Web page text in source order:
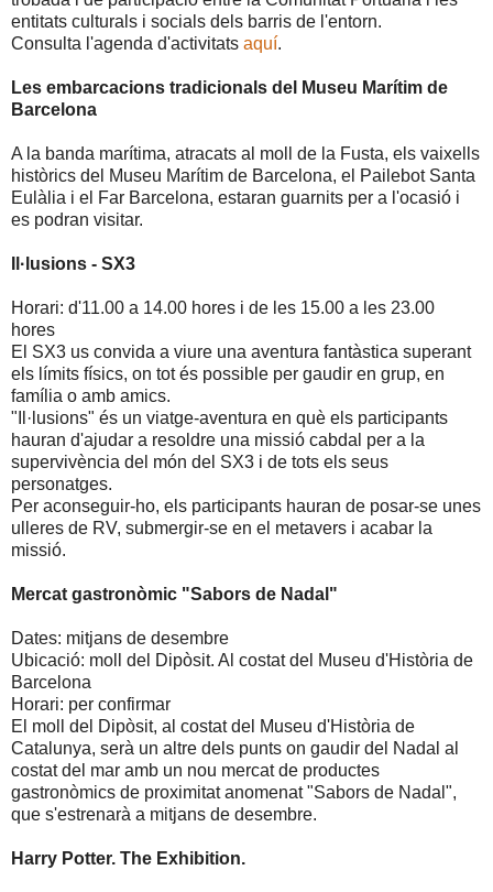
entitats culturals i socials dels barris de l'entorn.
Consulta l'agenda d'activitats aquí.
Les embarcacions tradicionals del Museu Marítim de
Barcelona
A la banda marítima, atracats al moll de la Fusta, els vaixells
històrics del Museu Marítim de Barcelona, el Pailebot Santa
Eulàlia i el Far Barcelona, estaran guarnits per a l'ocasió i
es podran visitar.
Il·lusions - SX3
Horari: d'11.00 a 14.00 hores i de les 15.00 a les 23.00
hores
El SX3 us convida a viure una aventura fantàstica superant
els límits físics, on tot és possible per gaudir en grup, en
família o amb amics.
"Il·lusions" és un viatge-aventura en què els participants
hauran d'ajudar a resoldre una missió cabdal per a la
supervivència del món del SX3 i de tots els seus
personatges.
Per aconseguir-ho, els participants hauran de posar-se unes
ulleres de RV, submergir-se en el metavers i acabar la
missió.
Mercat gastronòmic "Sabors de Nadal"
Dates: mitjans de desembre
Ubicació: moll del Dipòsit. Al costat del Museu d'Història de
Barcelona
Horari: per confirmar
El moll del Dipòsit, al costat del Museu d'Història de
Catalunya, serà un altre dels punts on gaudir del Nadal al
costat del mar amb un nou mercat de productes
gastronòmics de proximitat anomenat "Sabors de Nadal",
que s'estrenarà a mitjans de desembre.
Harry Potter. The Exhibition.